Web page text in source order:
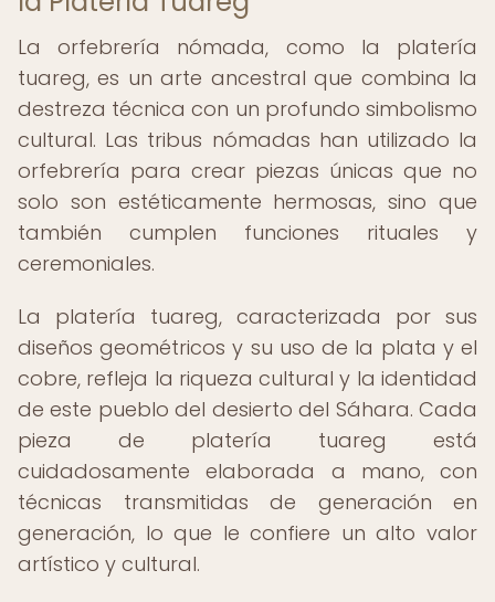
La orfebrería nómada, como la platería
tuareg, es un arte ancestral que combina la
destreza técnica con un profundo simbolismo
cultural. Las tribus nómadas han utilizado la
orfebrería para crear piezas únicas que no
solo son estéticamente hermosas, sino que
también cumplen funciones rituales y
ceremoniales.
La platería tuareg, caracterizada por sus
diseños geométricos y su uso de la plata y el
cobre, refleja la riqueza cultural y la identidad
de este pueblo del desierto del Sáhara. Cada
pieza de platería tuareg está
cuidadosamente elaborada a mano, con
técnicas transmitidas de generación en
generación, lo que le confiere un alto valor
artístico y cultural.